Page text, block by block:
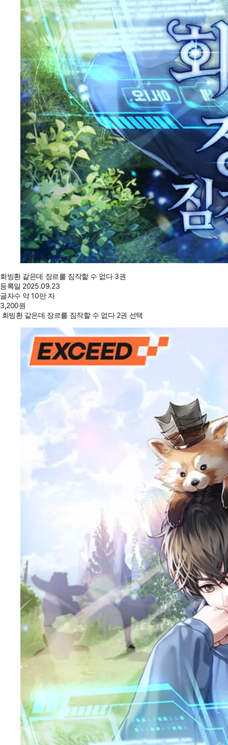
회빙환 같은데 장르를 짐작할 수 없다 3권
등록일 2025.09.23
글자수 약 10만 자
3,200원
회빙환 같은데 장르를 짐작할 수 없다 2권 선택